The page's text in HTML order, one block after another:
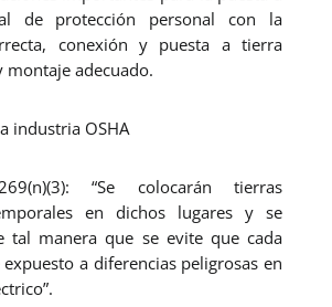
de protección personal con la
conexión y puesta a tierra
montaje adecuado.
industria OSHA
“Se colocarán tierras
en dichos lugares y se
tal manera que se evite que cada
a diferencias peligrosas en